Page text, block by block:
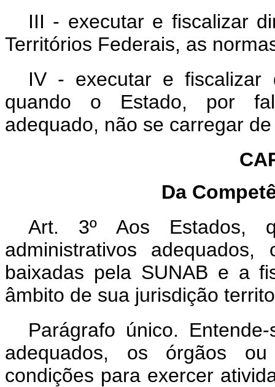
III - executar e fiscalizar
Territórios Federais, as
IV - executar e fiscalizar
quando o Estado, por
adequado, não se carregar
Da
Art. 3º Aos Estados,
administrativos
baixadas pela SUNAB e a
âmbito de sua jurisdição
Parágrafo único.
adequados, os órgãos
condições para exercer